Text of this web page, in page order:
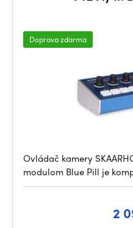
Doprava zdarma
Ovládač kamery
modulom Blue Pill je
2